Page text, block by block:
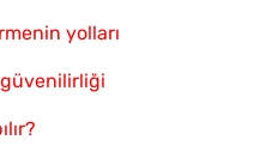
yolları